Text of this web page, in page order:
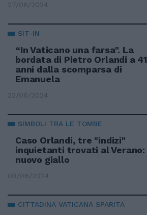
27/06/2024
SIT-IN
“In Vaticano una farsa". La
bordata di Pietro Orlandi a 41
anni dalla scomparsa di
Emanuela
22/06/2024
SIMBOLI TRA LE TOMBE
Caso Orlandi, tre "indizi"
inquietanti trovati al Verano:
nuovo giallo
08/06/2024
CITTADINA VATICANA SPARITA